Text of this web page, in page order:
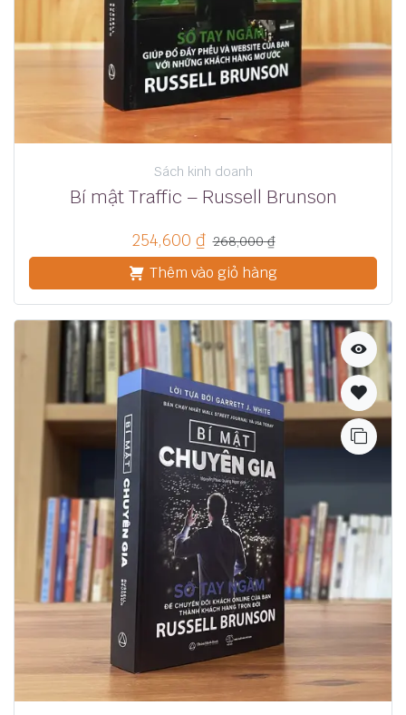
Sách kinh doanh
Bí mật Traffic – Russell Brunson
254,600 ₫ 268,000₫
Thêm vào giỏ hàng